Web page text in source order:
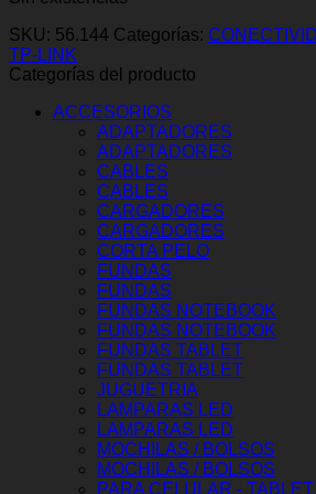
SKU: 56.144 Categorías:
TP-LINK
Categorías del producto
ACCESORIOS
ADAPTADORES
ADAPTADORES
CABLES
CABLES
CARGADORES
CARGADORES
CORTA PELO
FUNDAS
FUNDAS
FUNDAS NOTEBOOK
FUNDAS NOTEBOOK
FUNDAS TABLET
FUNDAS TABLET
JUGUETRIA
LAMPARAS LED
LAMPARAS LED
MOCHILAS / BOLSOS
MOCHILAS / BOLSOS
PARA CELULAR - TABLET